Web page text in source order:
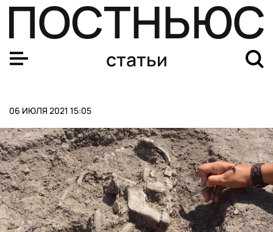
статьи
06 ИЮЛЯ 2021 15:05
Четыре вместо пяти: почему будущее за сокращенной